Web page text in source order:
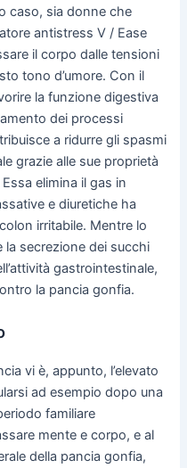
caso, sia donne che
antistress V / Ease
il corpo dalle tensioni
tono d’umore. Con il
la funzione digestiva
dei processi
a ridurre gli spasmi
grazie alle sue proprietà
elimina il gas in
e diuretiche ha
irritabile. Mentre lo
secrezione dei succhi
gastrointestinale,
la pancia gonfia.
vi è, appunto, l’elevato
ad esempio dopo una
familiare
mente e corpo, e al
della pancia gonfia,